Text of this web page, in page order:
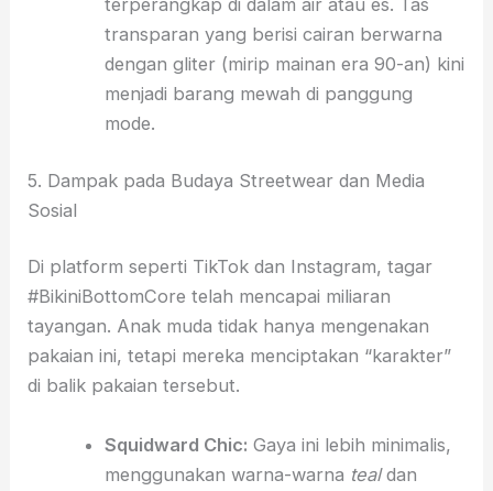
terperangkap di dalam air atau es. Tas
transparan yang berisi cairan berwarna
dengan gliter (mirip mainan era 90-an) kini
menjadi barang mewah di panggung
mode.
5. Dampak pada Budaya Streetwear dan Media
Sosial
Di platform seperti TikTok dan Instagram, tagar
#BikiniBottomCore telah mencapai miliaran
tayangan. Anak muda tidak hanya mengenakan
pakaian ini, tetapi mereka menciptakan “karakter”
di balik pakaian tersebut.
Squidward Chic: Gaya ini lebih minimalis,
menggunakan warna-warna tealdan